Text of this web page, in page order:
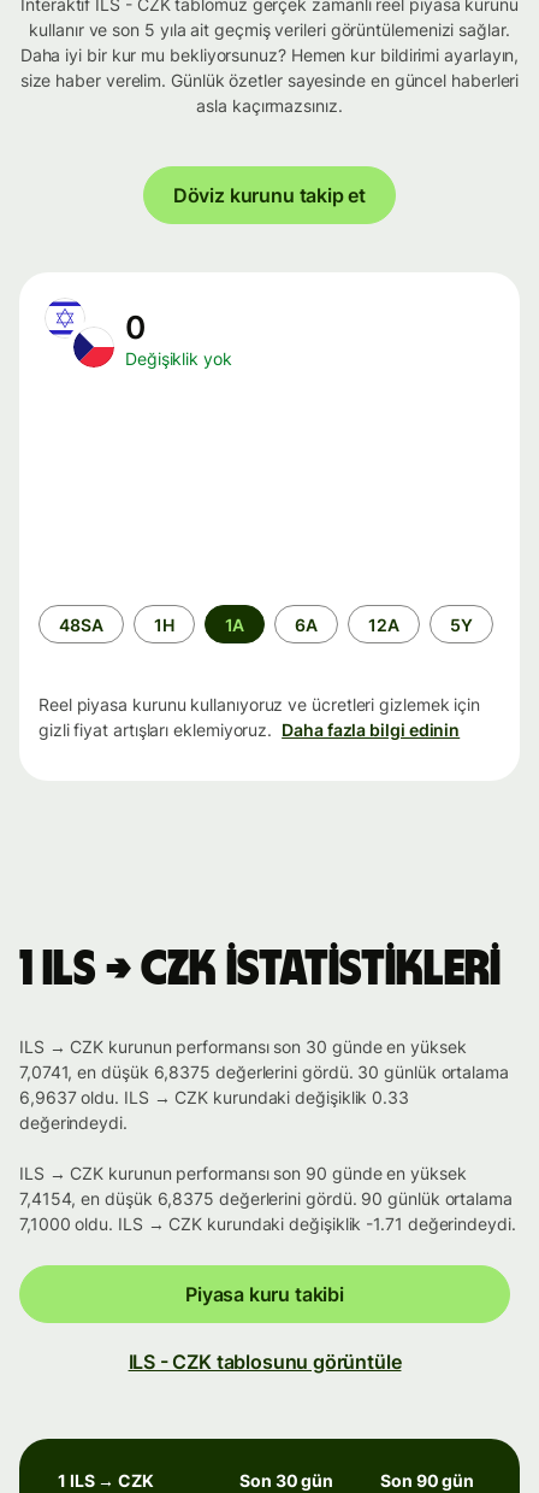
İnteraktif ILS - CZK tablomuz gerçek zamanlı reel piyasa kurunu
kullanır ve son 5 yıla ait geçmiş verileri görüntülemenizi sağlar.
Daha iyi bir kur mu bekliyorsunuz? Hemen kur bildirimi ayarlayın,
size haber verelim. Günlük özetler sayesinde en güncel haberleri
asla kaçırmazsınız.
Döviz kurunu takip et
0
Değişiklik yok
Zaman
aralığı
48SA 1H 1A 6A 12A 5Y
Reel piyasa kurunu kullanıyoruz ve ücretleri gizlemek için
gizli fiyat artışları eklemiyoruz. Daha fazla bilgi edinin
1 ILS → CZK istatistikleri
ILS → CZK kurunun performansı son 30 günde en yüksek
7,0741, en düşük 6,8375 değerlerini gördü. 30 günlük ortalama
6,9637 oldu. ILS → CZK kurundaki değişiklik 0.33
değerindeydi.
ILS → CZK kurunun performansı son 90 günde en yüksek
7,4154, en düşük 6,8375 değerlerini gördü. 90 günlük ortalama
7,1000 oldu. ILS → CZK kurundaki değişiklik -1.71 değerindeydi.
Piyasa kuru takibi
ILS - CZK tablosunu görüntüle
1 ILS → CZK Son 30 gün Son 90 gün